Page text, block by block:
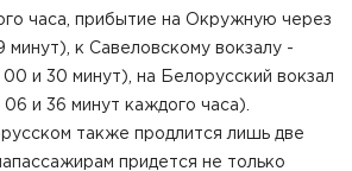
часа, прибытие на Окружную через
минут), к Савеловскому вокзалу -
и 30 минут), на Белорусский вокзал
и 36 минут каждого часа).
также продлится лишь две
придется не только